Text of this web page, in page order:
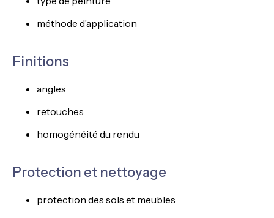
méthode d’application
Finitions
angles
retouches
homogénéité du rendu
Protection et nettoyage
protection des sols et meubles